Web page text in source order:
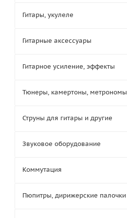
Гитары, укулеле
Гитарные аксессуары
Гитарное усиление, эффекты
Тюнеры, камертоны, метрономы
Струны для гитары и другие
Звуковое оборудование
Коммутация
Пюпитры, дирижерские палочки